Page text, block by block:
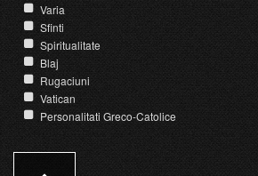
Varia
Sfinti
Spiritualitate
Blaj
Rugaciuni
Vatican
Personalitati Greco-Catolice